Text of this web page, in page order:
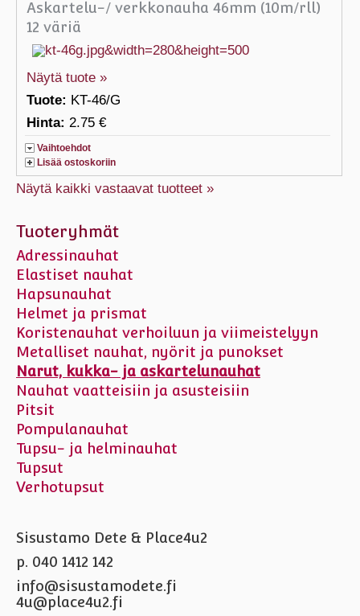
Askartelu-/ verkkonauha 46mm (10m/rll)
12 väriä
Näytä tuote »
Tuote: KT-46/G
Hinta: 2.75 €
Vaihtoehdot
Lisää ostoskoriin
Näytä kaikki vastaavat tuotteet »
Tuoteryhmät
Adressinauhat
Elastiset nauhat
Hapsunauhat
Helmet ja prismat
Koristenauhat verhoiluun ja viimeistelyyn
Metalliset nauhat, nyörit ja punokset
Narut, kukka- ja askartelunauhat
Nauhat vaatteisiin ja asusteisiin
Pitsit
Pompulanauhat
Tupsu- ja helminauhat
Tupsut
Verhotupsut
Sisustamo Dete & Place4u2
p. 040 1412 142
info@sisustamodete.fi
4u@place4u2.fi